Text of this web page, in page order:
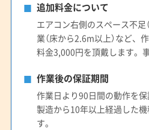
追加料金について
エアコン右側のスペース不足
業（床から2.6m以上）など、
料金3,000円を頂戴します。
作業後の保証期間
作業日より90日間の動作を保
製造から10年以上経過した
す。